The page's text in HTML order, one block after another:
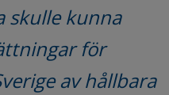
for Electrical
öppnas i nytt fönster.
skulle kunna
för
av hållbara